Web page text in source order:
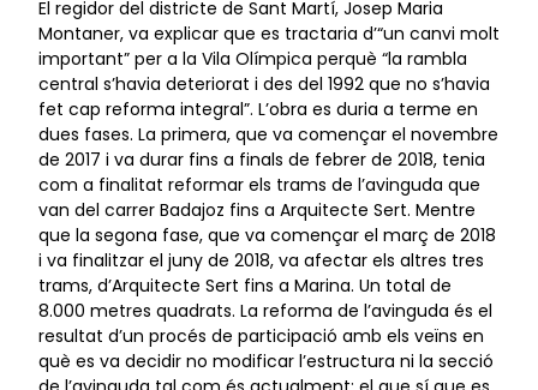
El regidor del districte de Sant Martí, Josep Maria
Montaner, va explicar que es tractaria d’“un canvi molt
important” per a la Vila Olímpica perquè “la rambla
central s’havia deteriorat i des del 1992 que no s’havia
fet cap reforma integral”. L’obra es duria a terme en
dues fases. La primera, que va començar el novembre
de 2017 i va durar fins a finals de febrer de 2018, tenia
com a finalitat reformar els trams de l’avinguda que
van del carrer Badajoz fins a Arquitecte Sert. Mentre
que la segona fase, que va començar el març de 2018
i va finalitzar el juny de 2018, va afectar els altres tres
trams, d’Arquitecte Sert fins a Marina. Un total de
8.000 metres quadrats. La reforma de l’avinguda és el
resultat d’un procés de participació amb els veïns en
què es va decidir no modificar l’estructura ni la secció